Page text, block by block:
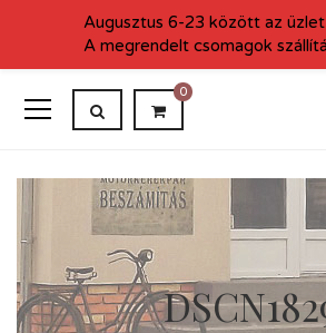
0
Augusztus 6-23 között az
A megrendelt csomagok